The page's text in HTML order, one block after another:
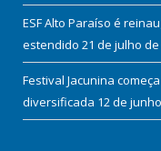
ESF Alto Paraíso é
estendido 21 de julho de
Festival Jacunina
diversificada 12 de